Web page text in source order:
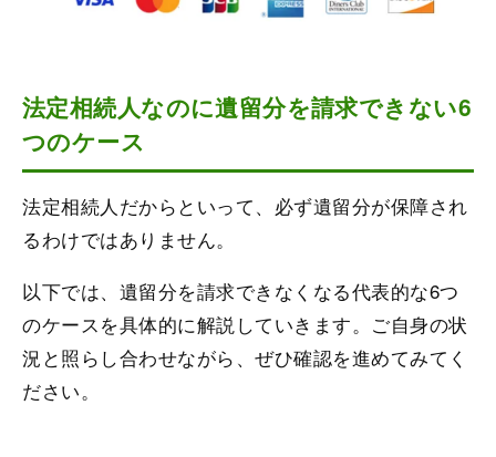
法定相続人なのに遺留分を請求できない6
つのケース
法定相続人だからといって、必ず遺留分が保障され
るわけではありません。
以下では、遺留分を請求できなくなる代表的な6つ
のケースを具体的に解説していきます。ご自身の状
況と照らし合わせながら、ぜひ確認を進めてみてく
ださい。